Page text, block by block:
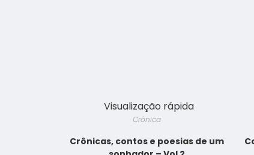
Visualização rápida
Crônica
Crônicas, contos e poesias de um